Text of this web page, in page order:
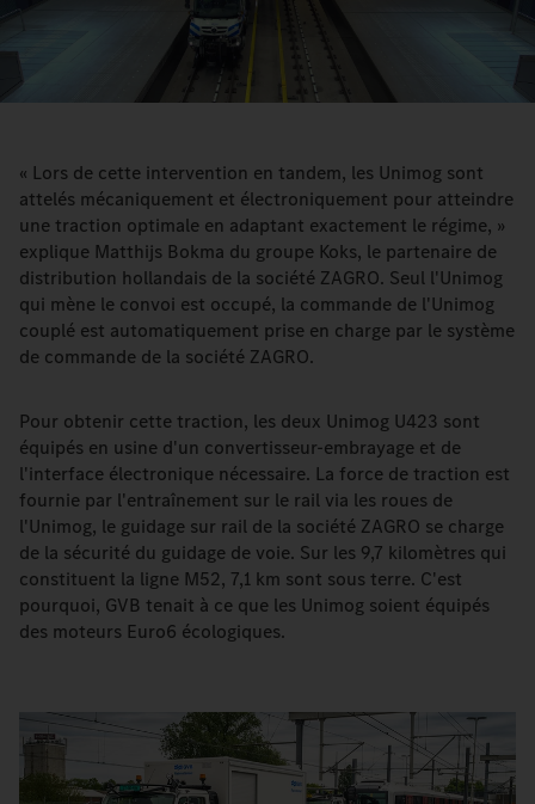
Video
« Lors de cette intervention en tandem, les Unimog sont
attelés mécaniquement et électroniquement pour atteindre
une traction optimale en adaptant exactement le régime, »
explique Matthijs Bokma du groupe Koks, le partenaire de
distribution hollandais de la société ZAGRO. Seul l'Unimog
qui mène le convoi est occupé, la commande de l'Unimog
couplé est automatiquement prise en charge par le système
de commande de la société ZAGRO.
Pour obtenir cette traction, les deux Unimog U423 sont
équipés en usine d'un convertisseur-embrayage et de
l'interface électronique nécessaire. La force de traction est
fournie par l'entraînement sur le rail via les roues de
l'Unimog, le guidage sur rail de la société ZAGRO se charge
de la sécurité du guidage de voie. Sur les 9,7 kilomètres qui
constituent la ligne M52, 7,1 km sont sous terre. C'est
pourquoi, GVB tenait à ce que les Unimog soient équipés
des moteurs Euro6 écologiques.